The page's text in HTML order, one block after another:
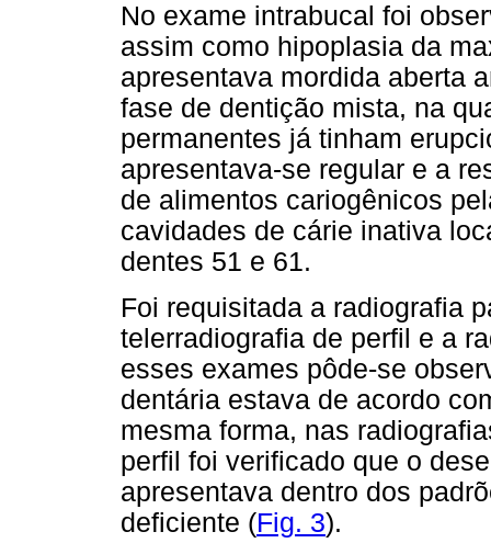
No exame intrabucal foi
assim como hipoplasia da
apresentava mordida aberta
fase de dentição mista, na
permanentes já tinham
apresentava-se regular e a
de alimentos cariogênicos
cavidades de cárie inativa
dentes 51 e 61.
Foi requisitada a radiografia
telerradiografia de perfil e a
esses exames pôde-se
dentária estava de acordo
mesma forma, nas
perfil foi verificado que o
apresentava dentro dos
deficiente (Fig. 3).